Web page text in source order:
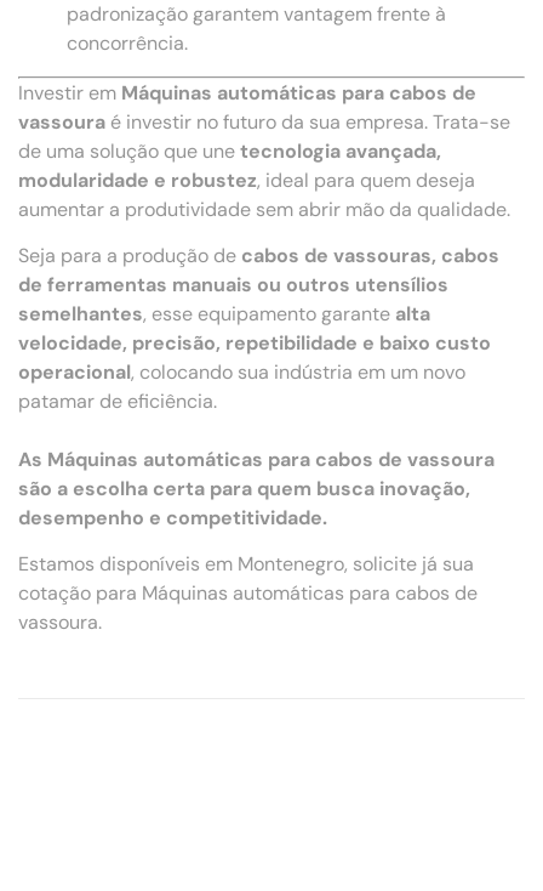
padronização garantem vantagem frente à
concorrência.
Investir em Máquinas automáticas para cabos de
vassoura é investir no futuro da sua empresa. Trata-se
de uma solução que unetecnologia avançada,
modularidade e robustez, ideal para quem deseja
aumentar a produtividade sem abrir mão da qualidade.
Seja para a produção de cabos de vassouras, cabos
de ferramentas manuais ou outros utensílios
semelhantes, esse equipamento garante alta
velocidade, precisão, repetibilidade e baixo custo
operacional, colocando sua indústria em um novo
patamar de eficiência.
As Máquinas automáticas para cabos de vassoura
são a escolha certa para quem busca inovação,
desempenho e competitividade.
Estamos disponíveis em Montenegro, solicite já sua
cotação para Máquinas automáticas para cabos de
vassoura.